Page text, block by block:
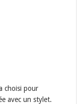
choisi pour
avec un stylet.